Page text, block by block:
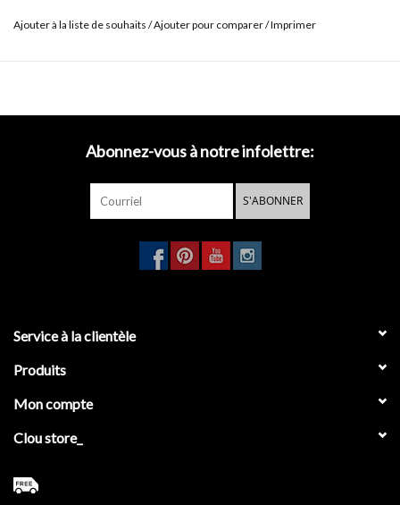
Ajouter à la liste de souhaits /Ajouter pour comparer/Imprimer
Abonnez-vous à notre infolettre:
S'ABONNER
Service à la clientèle
Produits
Mon compte
Clou store_